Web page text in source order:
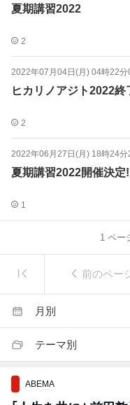
夏期講習2022
2
2022年07月04日(月) 04時22分
ヒカリノアジト2022終
2
2022年06月27日(月) 18時24分
夏期講習2022開催決定
1
1 ペー
前のペー
月別
テーマ別
ABEMA